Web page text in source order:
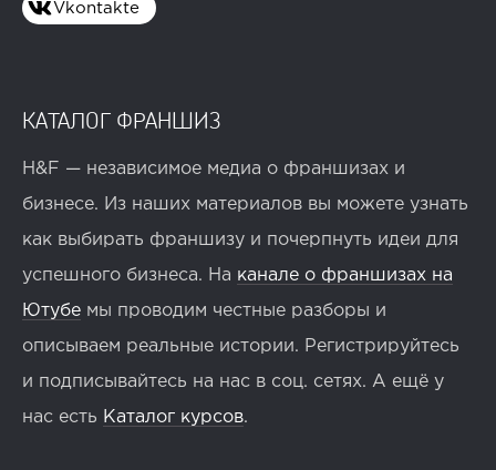
Vkontakte
КАТАЛОГ ФРАНШИЗ
H&F — независимое медиа о франшизах и
бизнесе. Из наших материалов вы можете узнать
как выбирать франшизу и почерпнуть идеи для
успешного бизнеса. На канале о франшизах на
Ютубе мы проводим честные разборы и
описываем реальные истории. Регистрируйтесь
и подписывайтесь на нас в соц. сетях. А ещё у
нас есть Каталог курсов.